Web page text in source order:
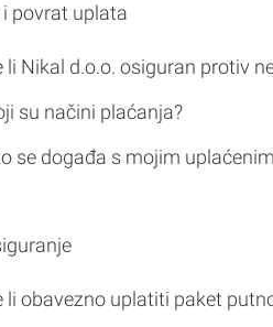
i povrat uplata
li Nikal d.o.o. osiguran protiv
su načini plaćanja?
se događa s mojim
li obavezno uplatiti paket